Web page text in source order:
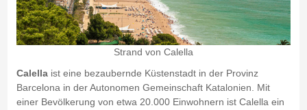
Strand von Calella
Calellaist eine bezaubernde Küstenstadt in der Provinz
Barcelona in der Autonomen Gemeinschaft Katalonien. Mit
einer Bevölkerung von etwa 20.000 Einwohnern ist Calella ein